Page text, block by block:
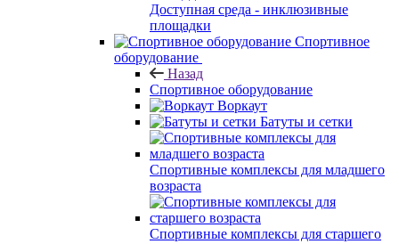
Доступная среда - инклюзивные
площадки
Спортивное
оборудование
Назад
Спортивное оборудование
Воркаут
Батуты и сетки
Спортивные комплексы для младшего
возраста
Спортивные комплексы для старшего